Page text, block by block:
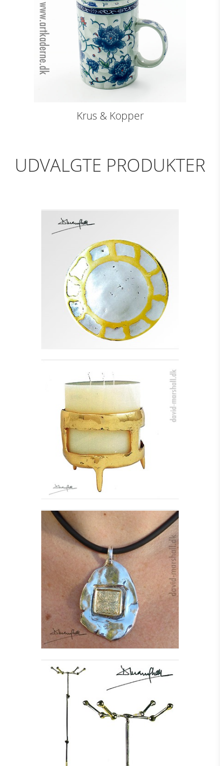
Krus & Kopper
UDVALGTE PRODUKTER
DÆKKETALLERKEN -
MARGARITA
Se detajler
BLOKLYS STAGE - VELA
Se detajler
KILLIANE HALSSMYKKE
I SØLV
Se detajler
STUMTJENER - KNOT
Se detajler